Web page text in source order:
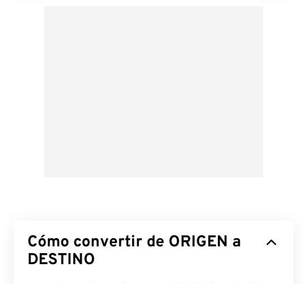
Cómo convertir de ORIGEN a
DESTINO